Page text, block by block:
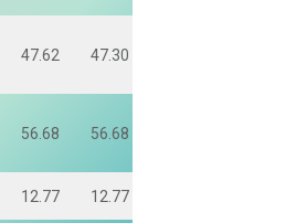
47.62 47.30
56.68 56.68
12.77 12.77